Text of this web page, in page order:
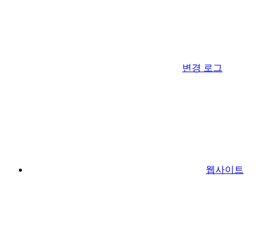
변경 로그
웹사이트